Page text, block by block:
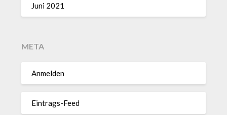
Juni 2021
META
Anmelden
Eintrags-Feed